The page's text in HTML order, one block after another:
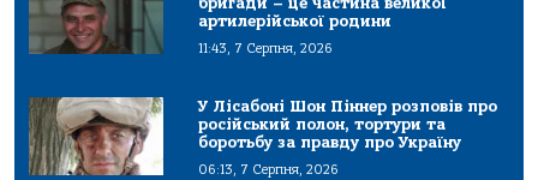
артилерійської родини
11:43, 7 Серпня, 2026
У Лісабоні Шон Піннер розповів про
російський полон, тортури та
боротьбу за правду про Україну
06:13, 7 Серпня, 2026